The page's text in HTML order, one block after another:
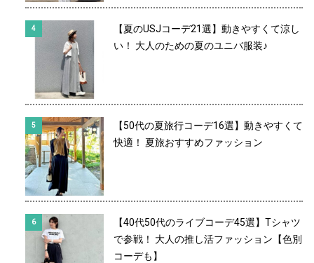
【夏のUSJコーデ21選】動きやすくて涼し
い！ 大人のための夏のユニバ服装♪
【50代の夏旅行コーデ16選】動きやすくて
快適！ 夏旅おすすめファッション
【40代50代のライブコーデ45選】Tシャツ
で参戦！ 大人の推し活ファッション【色別
コーデも】